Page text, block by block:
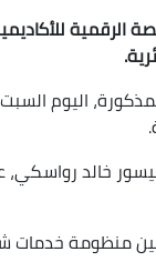
الجزائر 3، المنصة
خالد رواسكي،
منظومة خدمات